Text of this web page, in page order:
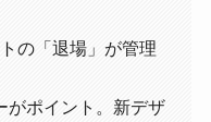
の「退場」が管理
がポイント。新デザ